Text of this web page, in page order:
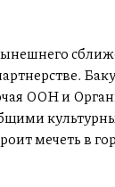
ООН и
мечеть в